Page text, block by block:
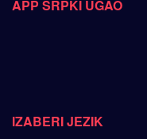
APP SRPKI UGAO
IZABERI JEZIK